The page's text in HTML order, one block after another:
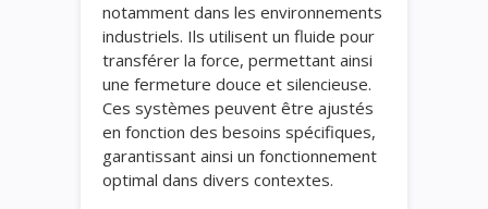
notamment dans les environnements
industriels. Ils utilisent un fluide pour
transférer la force, permettant ainsi
une fermeture douce et silencieuse.
Ces systèmes peuvent être ajustés
en fonction des besoins spécifiques,
garantissant ainsi un fonctionnement
optimal dans divers contextes.